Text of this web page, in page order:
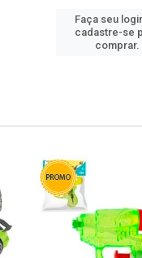
Faça seu
cadastre-se
comprar.